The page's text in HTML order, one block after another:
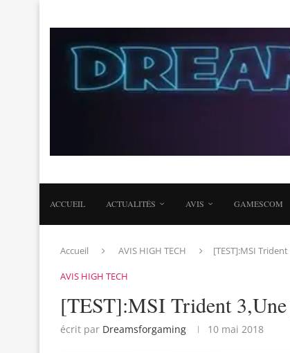
ACCUEIL ACTUALITÉS AVIS GAMESCOM
Accueil AVIS HIGH TECH [TEST]:MSI
AVIS HIGH TECH
[TEST]:MSI Trident 3,Une
écrit par Dreamsforgaming 10 mai 2018